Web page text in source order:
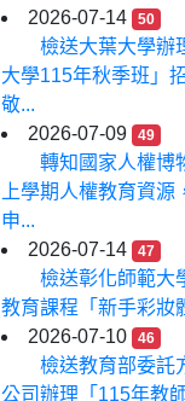
2026-07-14
50
檢送大葉大學辦
大學115年秋季班」
敬...
2026-07-09
49
轉知國家人權博
上學期人權教育資源
申...
2026-07-14
47
檢送彰化師範大
教育課程「新手彩妝
2026-07-10
46
檢送教育部委託
公司辦理「115年教